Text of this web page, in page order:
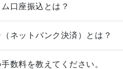
口座振込とは？
ネットバンク決済）とは？
数料を教えてください。